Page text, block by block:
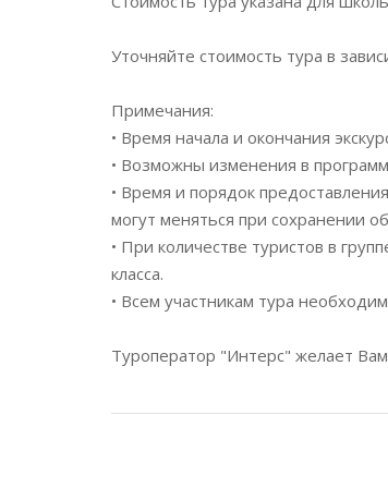
Уточняйте стоимость тура в
Примечания:
• Время начала и окончания
• Возможны изменения в
• Время и порядок
могут меняться при сохранении
• При количестве туристов в
класса.
• Всем участникам тура
Туроператор "Интерс" желает